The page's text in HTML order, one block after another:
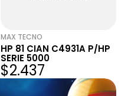
MAX TECNO
HP 81 CIAN C4931A P/HP
SERIE 5000
$2.437